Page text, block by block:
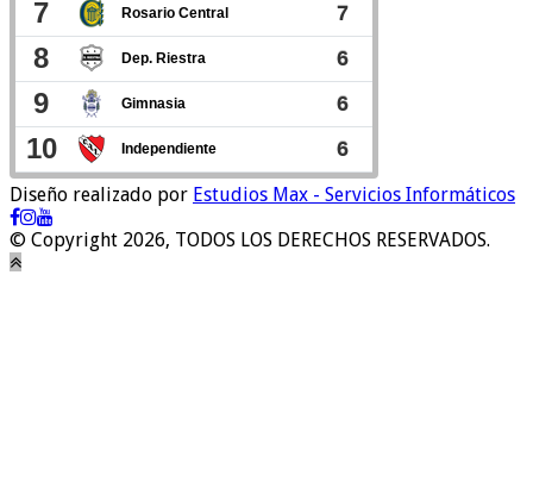
Diseño realizado por Estudios Max - Servicios Informáticos
© Copyright 2026, TODOS LOS DERECHOS RESERVADOS.